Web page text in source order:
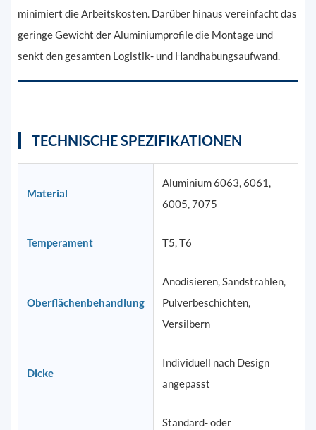
minimiert die Arbeitskosten. Darüber hinaus vereinfacht das
geringe Gewicht der Aluminiumprofile die Montage und
senkt den gesamten Logistik- und Handhabungsaufwand.
TECHNISCHE SPEZIFIKATIONEN
Material
Aluminium 6063, 6061,
6005, 7075
Temperament T5, T6
Oberflächenbehandlung
Anodisieren, Sandstrahlen,
Pulverbeschichten,
Versilbern
Dicke
Individuell nach Design
angepasst
Standard- oder